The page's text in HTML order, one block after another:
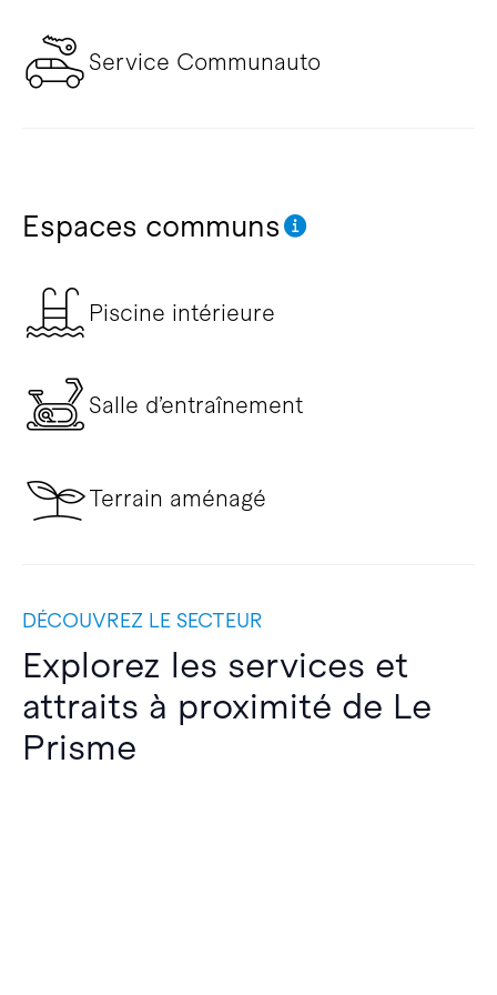
Service Communauto
Espaces communs
Piscine intérieure
Salle d’entraînement
Terrain aménagé
DÉCOUVREZ LE SECTEUR
Explorez les services et
attraits à proximité de Le
Prisme